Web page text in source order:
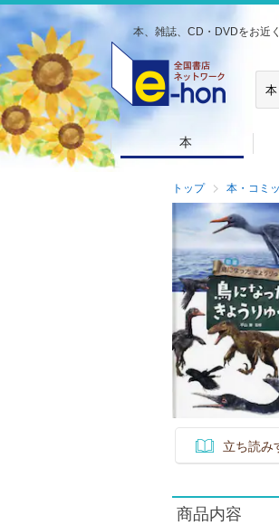
本、雑誌、CD・DVDをお近
本
トップ 本・コミ
立ち読み
商品内容